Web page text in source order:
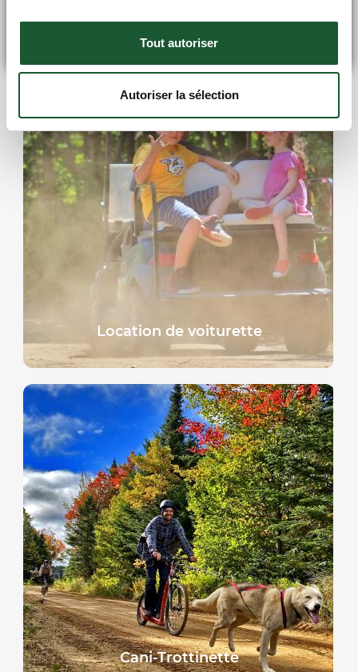
Tout autoriser
Autoriser la sélection
Activités suggérées
Location de voiturette
Cani-Trottinette
Fermer